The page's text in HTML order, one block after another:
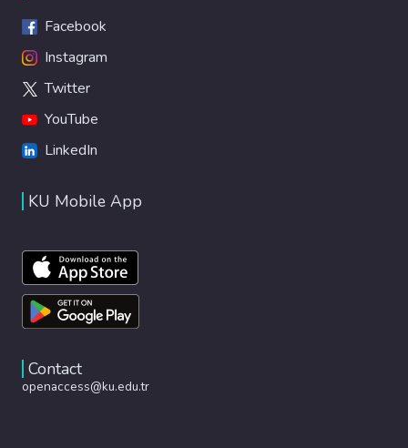
Facebook
Instagram
Twitter
YouTube
LinkedIn
KU Mobile App
Contact
openaccess@ku.edu.tr